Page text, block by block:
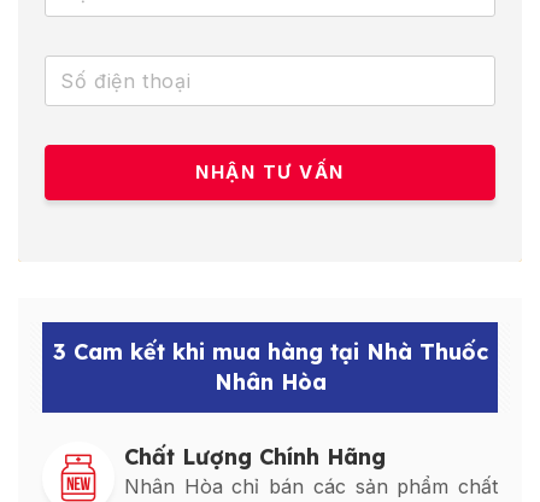
3 Cam kết khi mua hàng tại Nhà Thuốc
Nhân Hòa
Chất Lượng Chính Hãng
Nhân Hòa chỉ bán các sản phẩm chất